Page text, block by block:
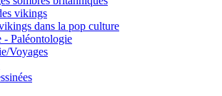
vikings
dans la pop culture
- Paléontologie
Voyages